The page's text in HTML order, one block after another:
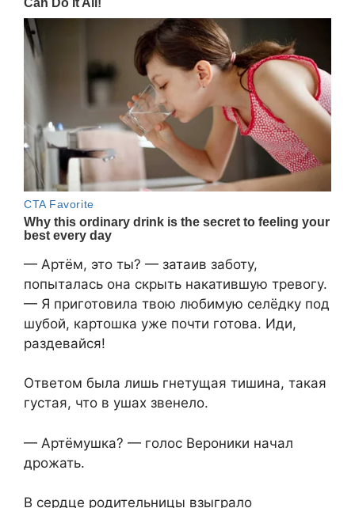
— Артём, это ты? — затаив заботу,
попыталась она скрыть накатившую тревогу.
— Я приготовила твою любимую селёдку под
шубой, картошка уже почти готова. Иди,
раздевайся!
Ответом была лишь гнетущая тишина, такая
густая, что в ушах звенело.
— Артёмушка? — голос Вероники начал
дрожать.
В сердце родительницы взыграло